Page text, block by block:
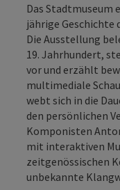
Das Stadtmuseum
jährige
Die Ausstellung
19. Jahrhundert,
vor und erzählt
multimediale
webt sich in die
den persönlichen
Komponisten
mit interaktiven
zeitgenössischen
unbekannte